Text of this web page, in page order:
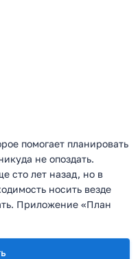
помогает планировать
не опоздать.
сто лет назад, но в
носить везде
Приложение «План